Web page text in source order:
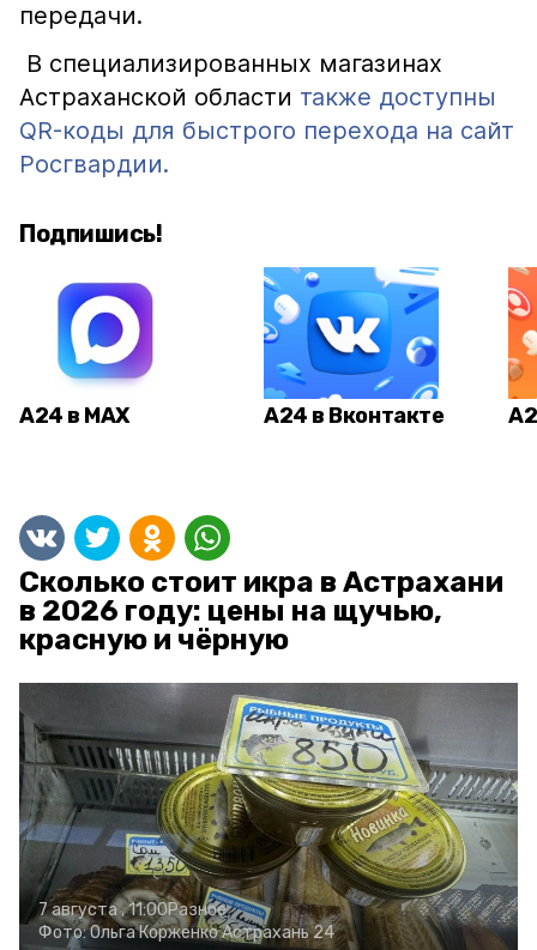
передачи.
В специализированных магазинах
Астраханской области также доступны
QR-коды для быстрого перехода на сайт
Росгвардии.
Подпишись!
А24 в MAX А24 в Вконтакте
Сколько стоит икра в Астрахани
в 2026 году: цены на щучью,
красную и чёрную
7 августа , 11:00Разное
Фото:Ольга КорженкоАстрахань 24